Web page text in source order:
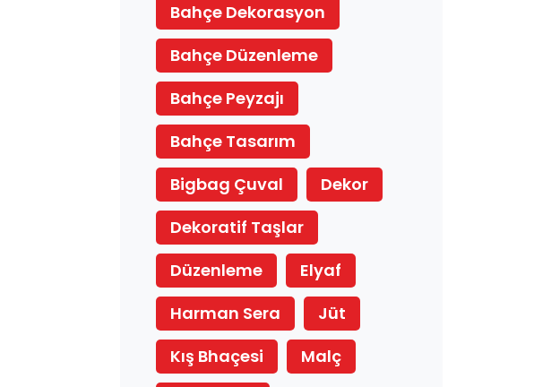
Bahçe Dekorasyon
Bahçe Düzenleme
Bahçe Peyzajı
Bahçe Tasarım
Bigbag Çuval
Dekor
Dekoratif Taşlar
Düzenleme
Elyaf
Harman Sera
Jüt
Kış Bhaçesi
Malç